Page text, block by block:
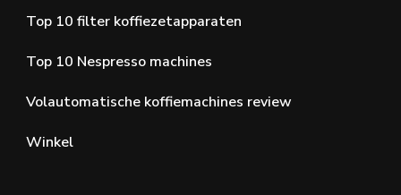
Top 10 filter koffiezetapparaten
Top 10 Nespresso machines
Volautomatische koffiemachines review
Winkel